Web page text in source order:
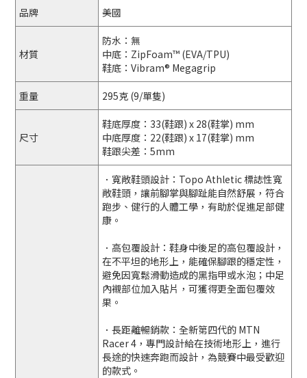
品牌 美國
材質
防水：無
中底：ZipFoam™ (EVA/TPU)
鞋底：Vibram® Megagrip
重量 295克 (9/單隻)
尺寸
鞋底厚度：33(鞋跟) x 28(鞋掌) mm
中底厚度：22(鞋跟) x 17(鞋掌) mm
鞋跟尖差：5mm
． 寬敞鞋頭設計 ：Topo Athletic 標誌性寬
敞鞋頭，讓前腳掌與腳趾能自然舒展，符合
跑步、健行的人體工學，有助於促進足部健
康。
． 高包覆設計 ：鞋身中後足的高包覆設計，
在不平坦的地形上，能確保腳跟的穩定性，
避免因寬鬆滑動造成的黑指甲或水泡；中足
內襯部位加入貼片，可獲得更全面包覆效
果。
． 長距離暢銷款 ：全新第四代的 MTN
Racer 4，專門設計給在技術地形上，進行
長途的快速奔跑而設計，為競賽中最受歡迎
的款式。